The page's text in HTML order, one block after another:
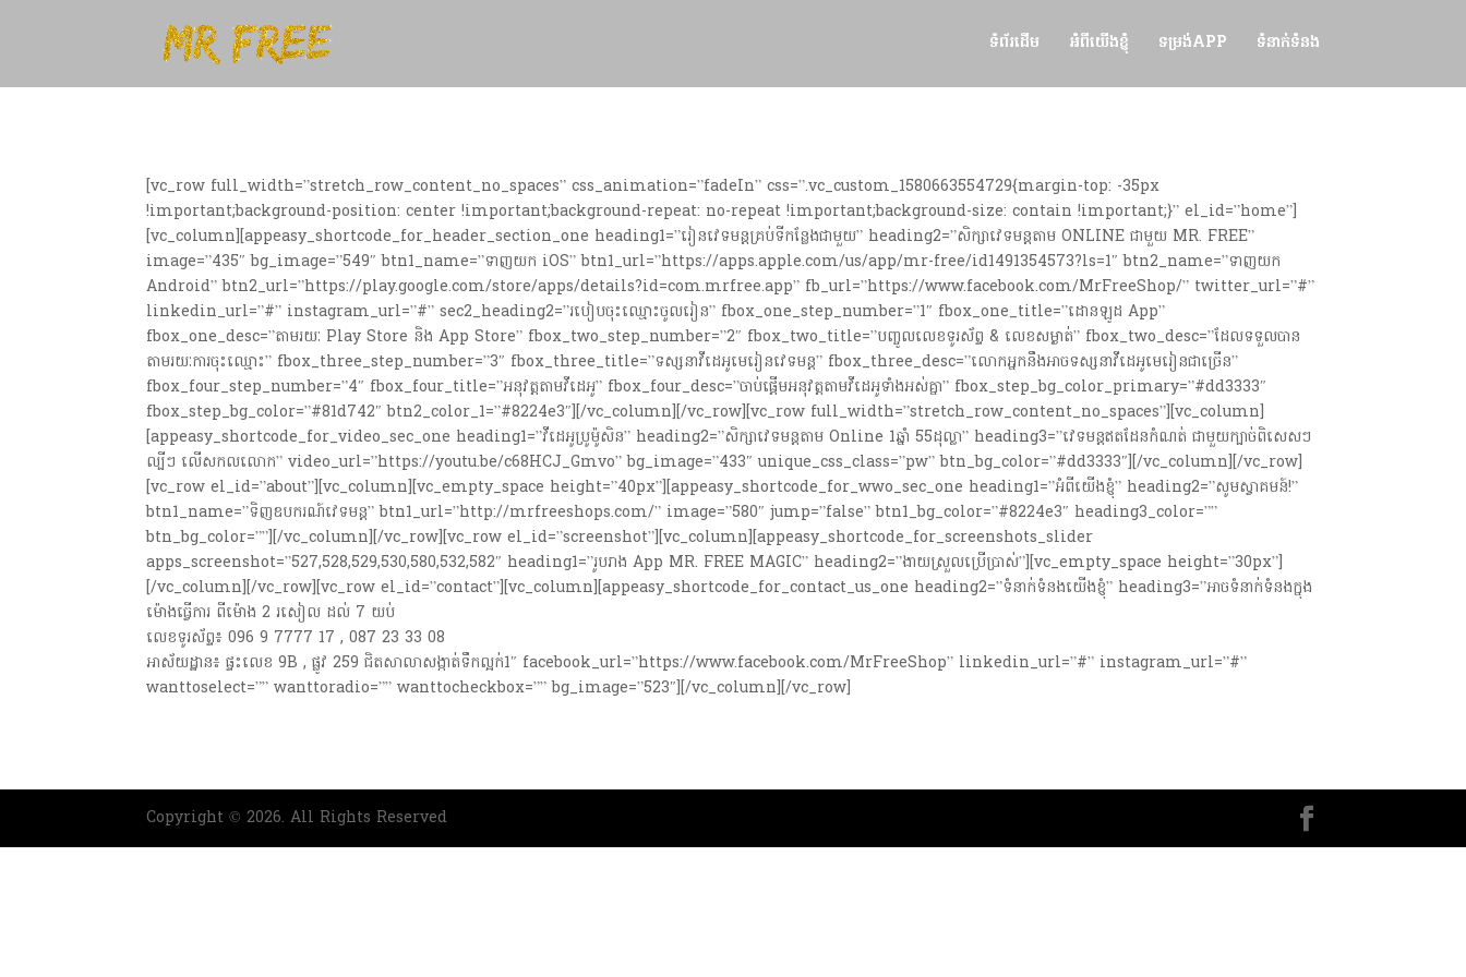
ទំព័រដើម អំពីយើងខ្ញុំ ទម្រង់APP ទំនាក់ទំនង
[vc_row full_width=”stretch_row_content_no_spaces” css_animation=”fadeIn” css=”.vc_custom_1580663554729{margin-top: -35px
!important;background-position: center !important;background-repeat: no-repeat !important;background-size: contain !important;}” el_id=”home”]
[vc_column][appeasy_shortcode_for_header_section_one heading1=”រៀនវេទមន្តគ្រប់ទីកន្លែងជាមួយ” heading2=”សិក្សាវេទមន្តតាម ONLINE ជាមួយ MR. FREE”
image=”435″ bg_image=”549″ btn1_name=”ទាញយក iOS” btn1_url=”https://apps.apple.com/us/app/mr-free/id1491354573?ls=1″ btn2_name=”ទាញយក
Android” btn2_url=”https://play.google.com/store/apps/details?id=com.mrfree.app” fb_url=”https://www.facebook.com/MrFreeShop/” twitter_url=”#”
linkedin_url=”#” instagram_url=”#” sec2_heading2=”របៀបចុះឈ្មោះចូលរៀន” fbox_one_step_number=”1″ fbox_one_title=”ដោនឡូដ App”
fbox_one_desc=”តាមរយៈ Play Store និង App Store” fbox_two_step_number=”2″ fbox_two_title=”បញ្ចូលលេខទូរស័ព្ទ & លេខសម្ងាត់” fbox_two_desc=”ដែលទទួលបាន
តាមរយៈការចុះឈ្មោះ” fbox_three_step_number=”3″ fbox_three_title=”ទស្សនាវីដេអូមេរៀនវេទមន្ត” fbox_three_desc=”លោកអ្នកនឹងអាចទស្សនាវីដេអូមេរៀនជាច្រើន”
fbox_four_step_number=”4″ fbox_four_title=”អនុវត្តតាមវីដេអូ” fbox_four_desc=”ចាប់ផ្តើមអនុវត្តតាមវីដេអូទាំងអស់គ្នា” fbox_step_bg_color_primary=”#dd3333″
fbox_step_bg_color=”#81d742″ btn2_color_1=”#8224e3″][/vc_column][/vc_row][vc_row full_width=”stretch_row_content_no_spaces”][vc_column]
[appeasy_shortcode_for_video_sec_one heading1=”វីដេអូប្រូម៉ូសិន” heading2=”សិក្សាវេទមន្តតាម Online 1ឆ្នាំ 55ដុល្លា” heading3=”វេទមន្តឥតដែនកំណត់ ជាមួយក្បាច់ពិសេសៗ
ល្បីៗ លើសកលលោក” video_url=”https://youtu.be/c68HCJ_Gmvo” bg_image=”433″ unique_css_class=”pw” btn_bg_color=”#dd3333″][/vc_column][/vc_row]
[vc_row el_id=”about”][vc_column][vc_empty_space height=”40px”][appeasy_shortcode_for_wwo_sec_one heading1=”អំពីយើងខ្ញុំ” heading2=”សូមស្វាគមន៍!”
btn1_name=”ទិញឧបករណ៍វេទមន្ត” btn1_url=”http://mrfreeshops.com/” image=”580″ jump=”false” btn1_bg_color=”#8224e3″ heading3_color=””
btn_bg_color=””][/vc_column][/vc_row][vc_row el_id=”screenshot”][vc_column][appeasy_shortcode_for_screenshots_slider
apps_screenshot=”527,528,529,530,580,532,582″ heading1=”រូបរាង App MR. FREE MAGIC” heading2=”ងាយស្រួលប្រើប្រាស់”][vc_empty_space height=”30px”]
[/vc_column][/vc_row][vc_row el_id=”contact”][vc_column][appeasy_shortcode_for_contact_us_one heading2=”ទំនាក់ទំនងយើងខ្ញុំ” heading3=”អាចទំនាក់ទំនងក្នុង
ម៉ោងធ្វើការ ពីម៉ោង 2 រសៀល ដល់ 7 យប់
លេខទូរស័ព្ទ៖ 096 9 7777 17 , 087 23 33 08
អាស័យដ្ឋាន៖ ផ្ទះលេខ 9B , ផ្លូវ 259 ជិតសាលាសង្កាត់ទឹកល្អក់1″ facebook_url=”https://www.facebook.com/MrFreeShop” linkedin_url=”#” instagram_url=”#”
wanttoselect=”” wanttoradio=”” wanttocheckbox=”” bg_image=”523″][/vc_column][/vc_row]
Copyright © 2026. All Rights Reserved